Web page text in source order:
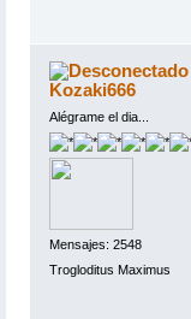
Kozaki666
Alégrame el dia...
Mensajes: 2548
Trogloditus Maximus